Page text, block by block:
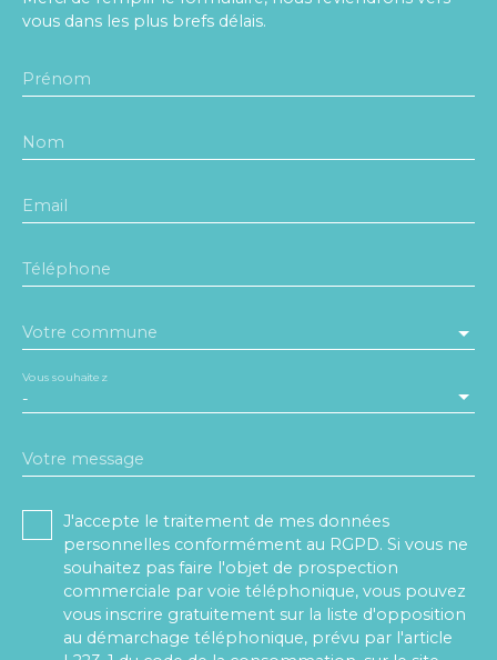
vous dans les plus brefs délais.
Prénom
Nom
Email
Téléphone
Votre commune
-
Vous souhaitez
Votre message
J'accepte le traitement de mes données
personnelles conformément au RGPD. Si vous ne
souhaitez pas faire l'objet de prospection
commerciale par voie téléphonique, vous pouvez
vous inscrire gratuitement sur la liste d'opposition
au démarchage téléphonique, prévu par l'article